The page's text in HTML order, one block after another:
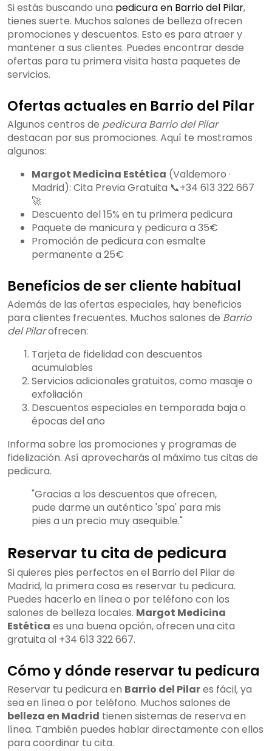
Si estás buscando una pedicura en Barrio del Pilar,
tienes suerte. Muchos salones de belleza ofrecen
promociones y descuentos. Esto es para atraer y
mantener a sus clientes. Puedes encontrar desde
ofertas para tu primera visita hasta paquetes de
servicios.
Ofertas actuales en Barrio del Pilar
Algunos centros de pedicura Barrio del Pilar
destacan por sus promociones. Aquí te mostramos
algunos:
Margot Medicina Estética (Valdemoro ·
Madrid): Cita Previa Gratuita 📞+34 613 322 667
🚀
Descuento del 15% en tu primera pedicura
Paquete de manicura y pedicura a 35€
Promoción de pedicura con esmalte
permanente a 25€
Beneficios de ser cliente habitual
Además de las ofertas especiales, hay beneficios
para clientes frecuentes. Muchos salones de Barrio
del Pilarofrecen:
Tarjeta de fidelidad con descuentos
acumulables
Servicios adicionales gratuitos, como masaje o
exfoliación
Descuentos especiales en temporada baja o
épocas del año
Informa sobre las promociones y programas de
fidelización. Así aprovecharás al máximo tus citas de
pedicura.
"Gracias a los descuentos que ofrecen,
pude darme un auténtico 'spa' para mis
pies a un precio muy asequible."
Reservar tu cita de pedicura
Si quieres pies perfectos en el Barrio del Pilar de
Madrid, la primera cosa es reservar tu pedicura.
Puedes hacerlo en línea o por teléfono con los
salones de belleza locales. Margot Medicina
Estética es una buena opción, ofrecen una cita
gratuita al +34 613 322 667.
Cómo y dónde reservar tu pedicura
Reservar tu pedicura en Barrio del Pilares fácil, ya
sea en línea o por teléfono. Muchos salones de
belleza en Madrid tienen sistemas de reserva en
línea. También puedes hablar directamente con ellos
para coordinar tu cita.